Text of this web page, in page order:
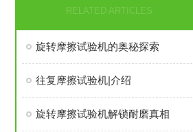
RELATED ARTICLES
旋转摩擦试验机的奥秘探索
往复摩擦试验机|介绍
旋转摩擦试验机解锁耐磨真相